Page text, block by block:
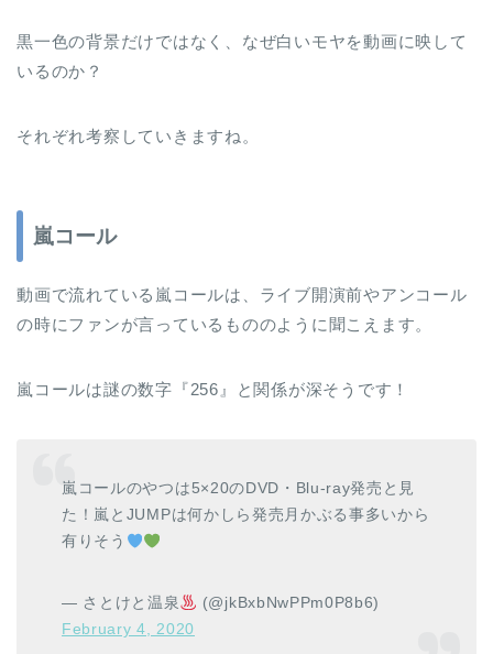
黒一色の背景だけではなく、なぜ白いモヤを動画に映して
いるのか？
それぞれ考察していきますね。
嵐コール
動画で流れている嵐コールは、ライブ開演前やアンコール
の時にファンが言っているもののように聞こえます。
嵐コールは謎の数字『256』と関係が深そうです！
嵐コールのやつは5×20のDVD・Blu-ray発売と見
た！嵐とJUMPは何かしら発売月かぶる事多いから
有りそう
— さとけと温泉
(@jkBxbNwPPm0P8b6)
February 4, 2020